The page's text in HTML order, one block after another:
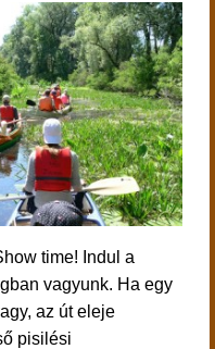
time! Indul a
vagyunk. Ha egy
az út eleje
pisilési